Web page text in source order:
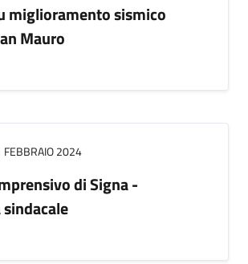
miglioramento sismico
Mauro
FEBBRAIO 2024
di Signa -